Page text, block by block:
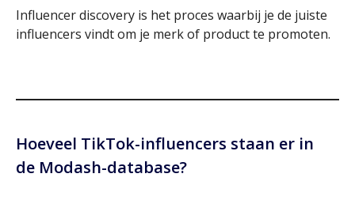
Influencer discovery is het proces waarbij je de juiste
influencers vindt om je merk of product te promoten.
Hoeveel TikTok-influencers staan er in
de Modash-database?